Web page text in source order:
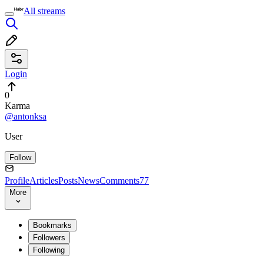
All streams
Login
0
Karma
@antonksa
User
Follow
ProfileArticlesPostsNewsComments77
More
Bookmarks
Followers
Following